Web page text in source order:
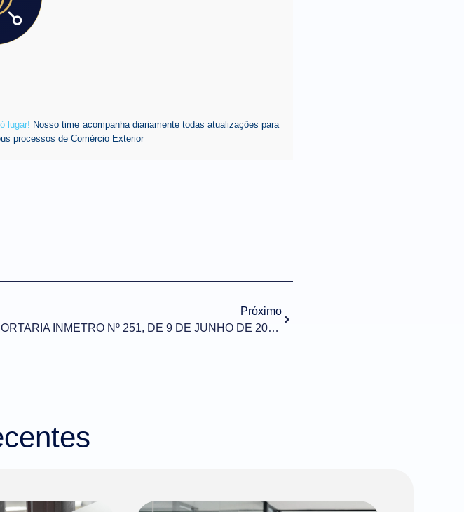
lugar! Nosso time acompanha diariamente todas atualizações para
processos de Comércio Exterior
Próximo
PORTARIA INMETRO Nº 251, DE 9 DE JUNHO DE 2021 (DOU de 14/06/2021)